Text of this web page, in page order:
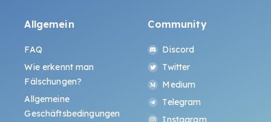
Allgemein
FAQ
Wie erkennt man
Fälschungen?
Allgemeine
Geschäftsbedingungen
Community
Discord
Twitter
Medium
Telegram
Instagram